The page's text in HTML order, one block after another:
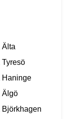
Älta
Tyresö
Haninge
Älgö
Björkhagen